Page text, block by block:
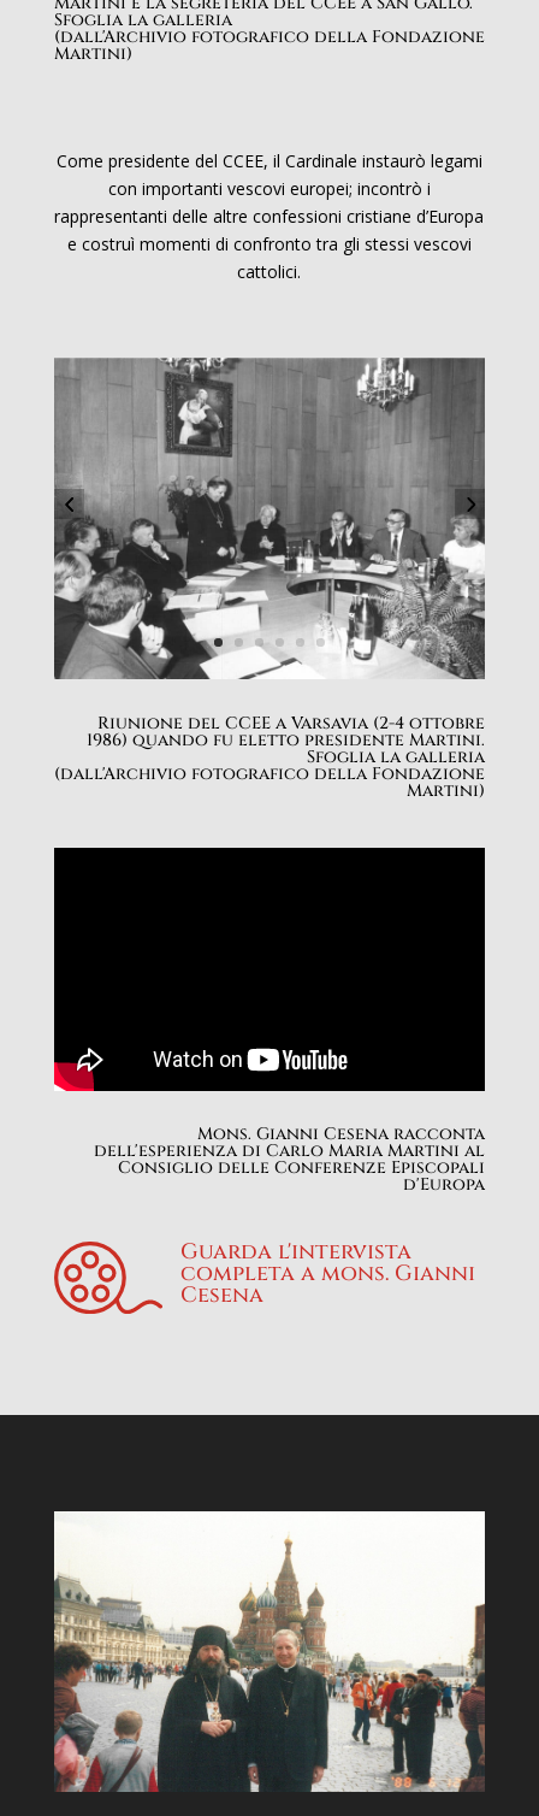
Sfoglia la galleria
(dall'Archivio fotografico della Fondazione
Martini)
Come presidente del CCEE, il Cardinale instaurò legami
con importanti vescovi europei; incontrò i
rappresentanti delle altre confessioni cristiane d’Europa
e costruì momenti di confronto tra gli stessi vescovi
cattolici.
Riunione del CCEE a Varsavia (2-4 ottobre
1986) quando fu eletto presidente Martini.
Sfoglia la galleria
(dall'Archivio fotografico della Fondazione
Martini)
Mons. Gianni Cesena racconta
dell'esperienza di Carlo Maria Martini al
Consiglio delle Conferenze Episcopali
d'Europa
Guarda l'intervista
completa a mons. Gianni
Cesena